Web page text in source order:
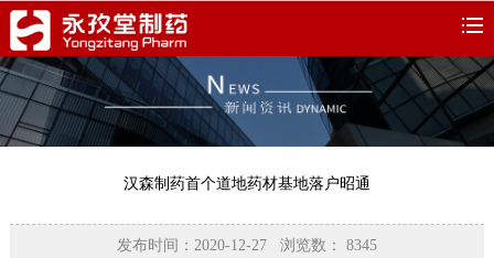
汉森制药首个道地药材基地落户昭通
发布时间：2020-12-27 浏览数： 8345